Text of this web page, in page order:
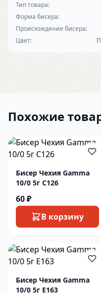
Тип товара:
Форма бисера:
Происхождение бисера:
Цвет:
Похожие
Бисер Чехия Gamma
10/0 5г C126
60 ₽
В корзину
Бисер Чехия Gamma
10/0 5г E163